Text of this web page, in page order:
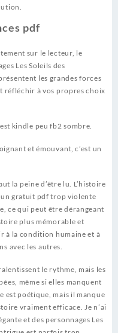
pdf
sur le lecteur, le
Les Soleils des
les grandes forces
réfléchir à vos propres choix
kindle peu fb2 sombre.
et émouvant, c’est un
la peine d’être lu. L’histoire
gratuit pdf trop violente
ce qui peut être dérangeant
plus mémorable et
à la condition humaine et à
avec les autres.
le rythme, mais les
même si elles manquent
est poétique, mais il manque
vraiment efficace. Je n’ai
et des personnages Les